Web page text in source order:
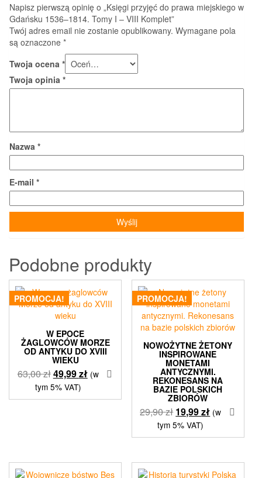
Napisz pierwszą opinię o „Księgi przyjęć do prawa miejskiego w
Gdańsku 1536–1814. Tomy I – VIII Komplet”
Twój adres email nie zostanie opublikowany. Wymagane pola
są oznaczone *
Twoja ocena *
Twoja opinia *
Nazwa *
E-mail *
Podobne produkty
PROMOCJA!
W EPOCE
ŻAGLOWCÓW MORZE
OD ANTYKU DO XVIII
WIEKU
63,00złPierwotna
cena
wynosiła:
49,99złAktualna
wynosi:
(w
tym 5% VAT)
PROMOCJA!
NOWOŻYTNE ŻETONY
INSPIROWANE
MONETAMI
ANTYCZNYMI.
REKONESANS NA
BAZIE POLSKICH
ZBIORÓW
29,90zł Pierwotna
cena
wynosiła:
19,99złAktualna
wynosi:
(w
tym 5% VAT)